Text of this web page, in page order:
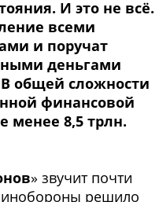
И это не всё.
всеми
и поручат
деньгами
общей сложности
финансовой
менее 8,5 трлн.
» звучит почти
решило